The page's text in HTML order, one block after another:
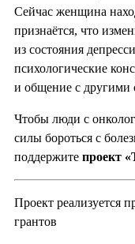
Сейчас женщина
признаётся, что
из состояния
психологические
и общение с другими
Чтобы люди с
силы бороться с
поддержите проект
Проект реализуется
грантов